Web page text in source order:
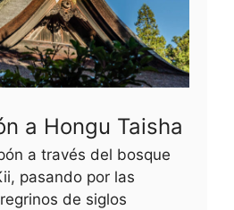
a Hongu Taisha
a través del bosque
pasando por las
de siglos